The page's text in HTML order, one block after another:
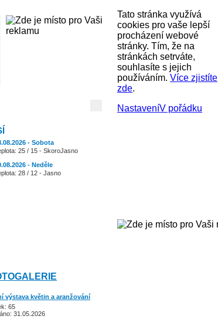
- Sobota
25 / 15 - SkoroJasno
- Neděle
28 / 12 - Jasno
výstava květin a aranžování
65
31.05.2026
Tato stránka využívá
cookies pro vaše lepší
procházení webové
stránky. Tím, že na
stránkách setrváte,
souhlasíte s jejich
používáním. Více zjistíte
zde.
NastaveníV pořádku